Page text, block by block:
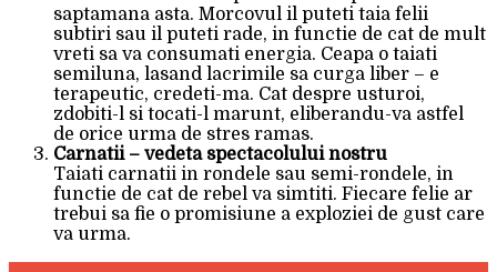
saptamana asta. Morcovul il puteti taia felii
subtiri sau il puteti rade, in functie de cat de mult
vreti sa va consumati energia. Ceapa o taiati
semiluna, lasand lacrimile sa curga liber – e
terapeutic, credeti-ma. Cat despre usturoi,
zdobiti-l si tocati-l marunt, eliberandu-va astfel
de orice urma de stres ramas.
Carnatii – vedeta spectacolului nostru
Taiati carnatii in rondele sau semi-rondele, in
functie de cat de rebel va simtiti. Fiecare felie ar
trebui sa fie o promisiune a exploziei de gust care
va urma.